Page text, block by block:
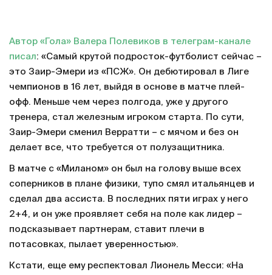
Автор «Гола» Валера Полевиков в телеграм-канале
писал: «Самый крутой подросток-футболист сейчас –
это Заир-Эмери из «ПСЖ». Он дебютировал в Лиге
чемпионов в 16 лет, выйдя в основе в матче плей-
офф. Меньше чем через полгода, уже у другого
тренера, стал железным игроком старта. По сути,
Заир-Эмери сменил Верратти – с мячом и без он
делает все, что требуется от полузащитника.
В матче с «Миланом» он был на голову выше всех
соперников в плане физики, тупо смял итальянцев и
сделал два ассиста. В последних пяти играх у него
2+4, и он уже проявляет себя на поле как лидер –
подсказывает партнерам, ставит плечи в
потасовках, пылает уверенностью».
Кстати, еще ему респектовал Лионель Месси: «На